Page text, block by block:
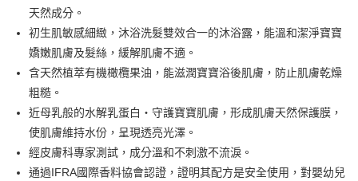
街口支付
悠遊付
Google Pay
AFTEE先享後付
相關說明
【關於「AFTEE先享後付」】
AFTEE先享後付是「在收到商品之後才付款」的支付方式。 讓您購物簡單
便利好安心！
ATM付款
天然成分。
初生肌敏感細緻，沐浴洗髮雙效合一的沐浴露，能溫和潔淨寶寶
嬌嫩肌膚及髮絲，緩解肌膚不適。
含天然植萃有機橄欖果油，能滋潤寶寶浴後肌膚，防止肌膚乾燥
粗糙。
近母乳般的水解乳蛋白・守護寶寶肌膚，形成肌膚天然保護膜，
使肌膚維持水份，呈現透亮光澤。
經皮膚科專家測試，成分溫和不刺激不流淚。
通過IFRA國際香料協會認證，證明其配方是安全使用，對嬰幼兒